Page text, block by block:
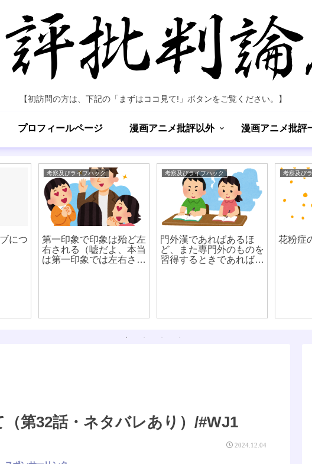
【初訪問の方は、下記の「まずはココ見て!」ボタンをご覧ください。】
プロフィールページ 漫画アニメ批評以外 漫画アニメ批評
につ
考察及びライフハック
第一印象で印象は殆ど左
右される（嘘だよ、本当
は第一印象では左右され
考察及びライフハック
門外漢であればあるほ
ど、また専門外のものを
習得するときであればあ
考察及び
花粉症
（第32話・ネタバレあり）/#WJ1
2024.12.04